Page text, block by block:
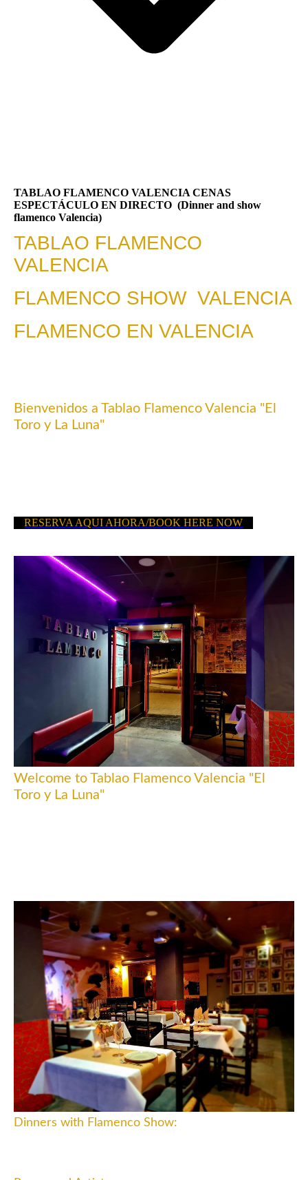
TABLAO FLAMENCO VALENCIA CENAS
ESPECTÁCULO EN DIRECTO (Dinner and show
flamenco Valencia)
TABLAO FLAMENCO
VALENCIA
FLAMENCO SHOW VALENCIA
FLAMENCO EN VALENCIA
Bienvenidos a Tablao Flamenco Valencia "El
Toro y La Luna"
RESERVA AQUI AHORA/BOOK HERE NOW
Welcome to Tablao Flamenco Valencia "El
Toro y La Luna"
Dinners with Flamenco Show: